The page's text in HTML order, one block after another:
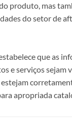
produto, mas
do setor de
que as
e serviços
apropriada